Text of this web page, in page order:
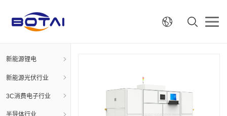
新能源锂电
新能源光伏行业
3C消费电子行业
半导体行业